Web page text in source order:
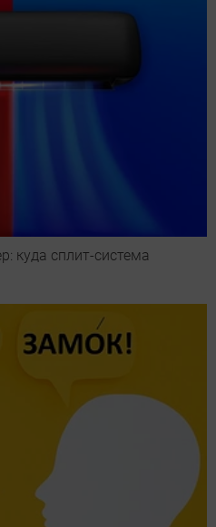
куда сплит-система